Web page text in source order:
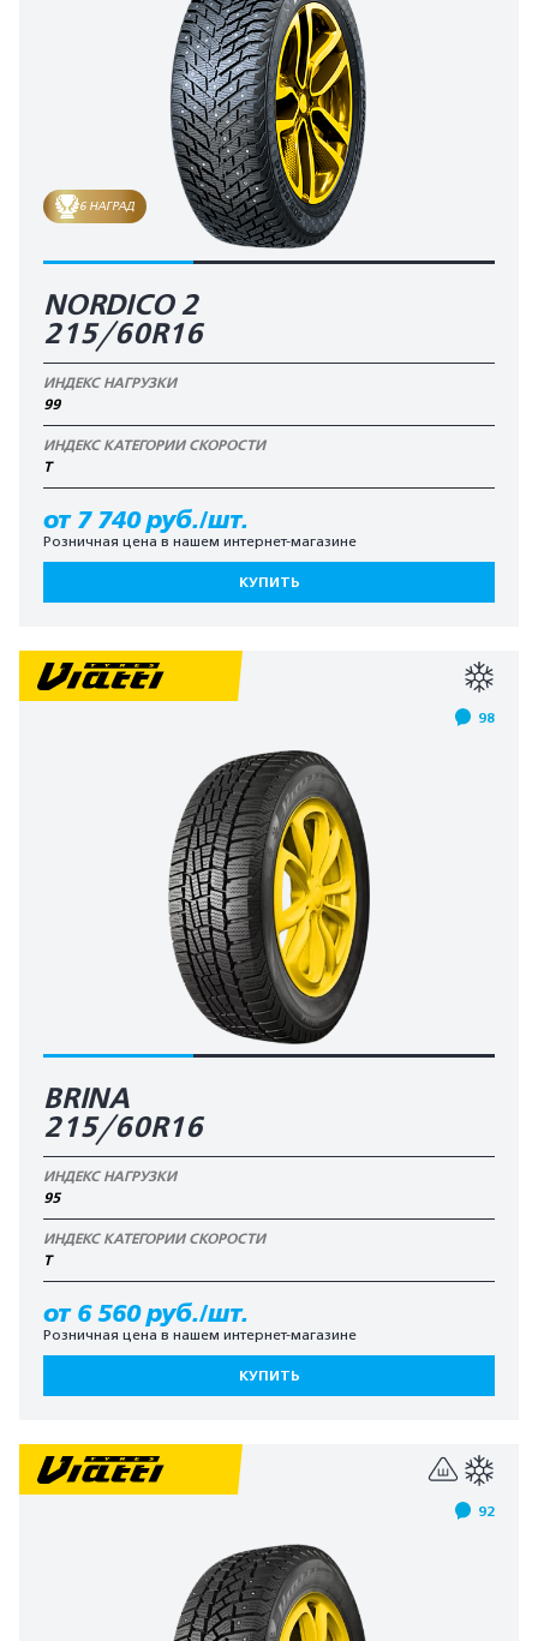
6 НАГРАД
NORDICO 2
215/60R16
ИНДЕКС НАГРУЗКИ
99
ИНДЕКС КАТЕГОРИИ СКОРОСТИ
T
от 7 740 руб./шт.
Розничная цена в нашем интернет-магазине
КУПИТЬ
98
BRINA
215/60R16
ИНДЕКС НАГРУЗКИ
95
ИНДЕКС КАТЕГОРИИ СКОРОСТИ
T
от 6 560 руб./шт.
Розничная цена в нашем интернет-магазине
КУПИТЬ
92